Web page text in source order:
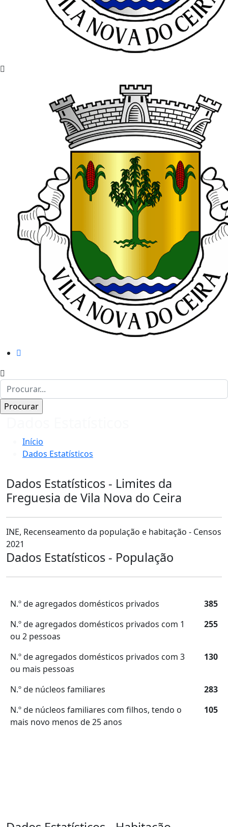
Início
Dados Estatísticos
Dados Estatísticos - Limites da
Freguesia de Vila Nova do Ceira
INE, Recenseamento da população e habitação - Censos
2021
Dados Estatísticos - População
N.º de agregados domésticos privados
385
N.º de agregados domésticos privados com 1
ou 2 pessoas
255
N.º de agregados domésticos privados com 3
ou mais pessoas
130
N.º de núcleos familiares
283
N.º de núcleos familiares com filhos, tendo o
mais novo menos de 25 anos
105